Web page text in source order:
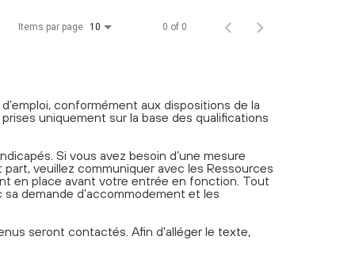
Items par page 10 0 of 0
conformément aux dispositions de la
uniquement sur la base des qualifications
Si vous avez besoin d’une mesure
veuillez communiquer avec les Ressources
en place avant votre entrée en fonction. Tout
demande d’accommodement et les
seront contactés. Afin d'alléger le texte,